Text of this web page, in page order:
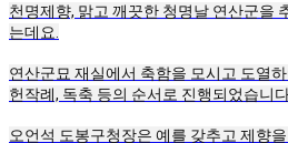
천명제향, 맑고 깨끗한 청명날 연산군을
는데요.
연산군묘 재실에서 축함을 모시고 도열
헌작례, 독축 등의 순서로 진행되었습니
오언석 도봉구청장은 예를 갖추고 제향